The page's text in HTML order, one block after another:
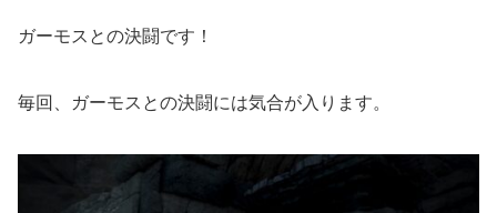
ガーモスとの決闘です！
毎回、ガーモスとの決闘には気合が入ります。